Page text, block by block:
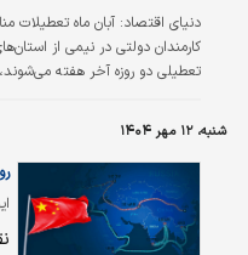
دنیای اقتصاد: آبان ماه تعطیلات
کارمندان دولتی در نیمی از
شنبه، ۱۲ مهر ۱۴۰۴